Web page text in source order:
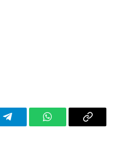
TelegramWhatsAppCopy